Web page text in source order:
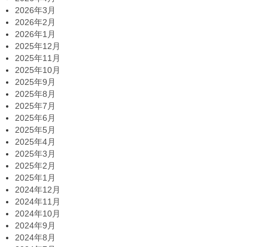
2026年3月
2026年2月
2026年1月
2025年12月
2025年11月
2025年10月
2025年9月
2025年8月
2025年7月
2025年6月
2025年5月
2025年4月
2025年3月
2025年2月
2025年1月
2024年12月
2024年11月
2024年10月
2024年9月
2024年8月